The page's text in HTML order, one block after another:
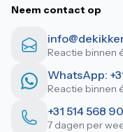
Neem contact op
Reactie binnen
WhatsApp:
Reactie binnen
+31 514 568
7 dagen per